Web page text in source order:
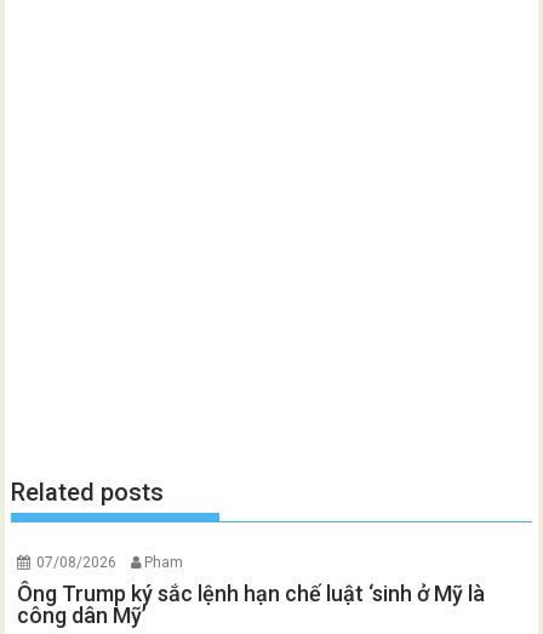
Related posts
07/08/2026 Pham
Ông Trump ký sắc lệnh hạn chế luật ‘sinh ở Mỹ là
công dân Mỹ’